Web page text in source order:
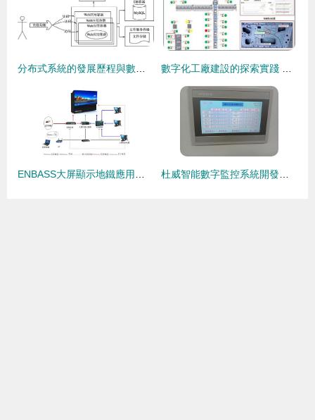
分布式系統的發展歷程與數字監控系統開發 演進、挑戰與融合 數字化工廠建設的探索實踐 從現場監測到智能決策 — 數字監控系統的開發與應用
ENBASS大屏顯示地鐵應用解決方案 賦能數字化監控系統的智能化升級 杜威智能數字監控系統開發的戰略路徑與實踐思考